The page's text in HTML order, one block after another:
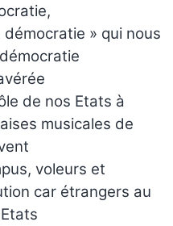
» qui nous
de nos Etats à
musicales de
voleurs et
car étrangers au